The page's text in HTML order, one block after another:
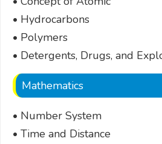
• Hydrocarbons
• Polymers
• Detergents, Drugs, and
Mathematics
• Number System
• Time and Distance